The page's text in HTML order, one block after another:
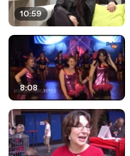
10:59
8:08